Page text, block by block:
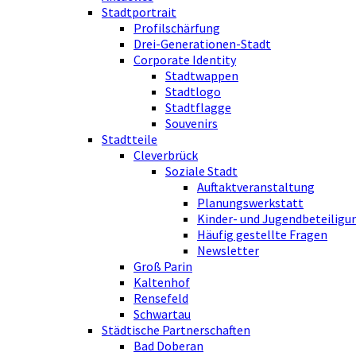
Stadtportrait
Profilschärfung
Drei-Generationen-Stadt
Corporate Identity
Stadtwappen
Stadtlogo
Stadtflagge
Souvenirs
Stadtteile
Cleverbrück
Soziale Stadt
Auftaktveranstaltung
Planungswerkstatt
Kinder- und
Häufig gestellte Fragen
Newsletter
Groß Parin
Kaltenhof
Rensefeld
Schwartau
Städtische Partnerschaften
Bad Doberan